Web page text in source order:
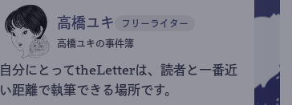
高橋ユキ フリーライター
高橋ユキの事件簿
自分にとってtheLetterは、読者と一番近
い距離で執筆できる場所です。